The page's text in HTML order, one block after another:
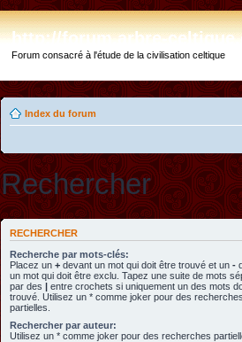
http://forum.arbre-
Forum consacré à l'étude de la civilisation celtique
Index du forum
Rechercher
RECHERCHER
Recherche par mots-clés:
Placez un + devant un mot qui doit être trouvé et un -
un mot qui doit être exclu. Tapez une suite de mots
par des | entre crochets si uniquement un des mots
trouvé. Utilisez un * comme joker pour des
partielles.
Rechercher par auteur:
Utilisez un * comme joker pour des recherches